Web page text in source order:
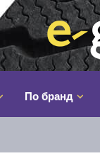
По бранд